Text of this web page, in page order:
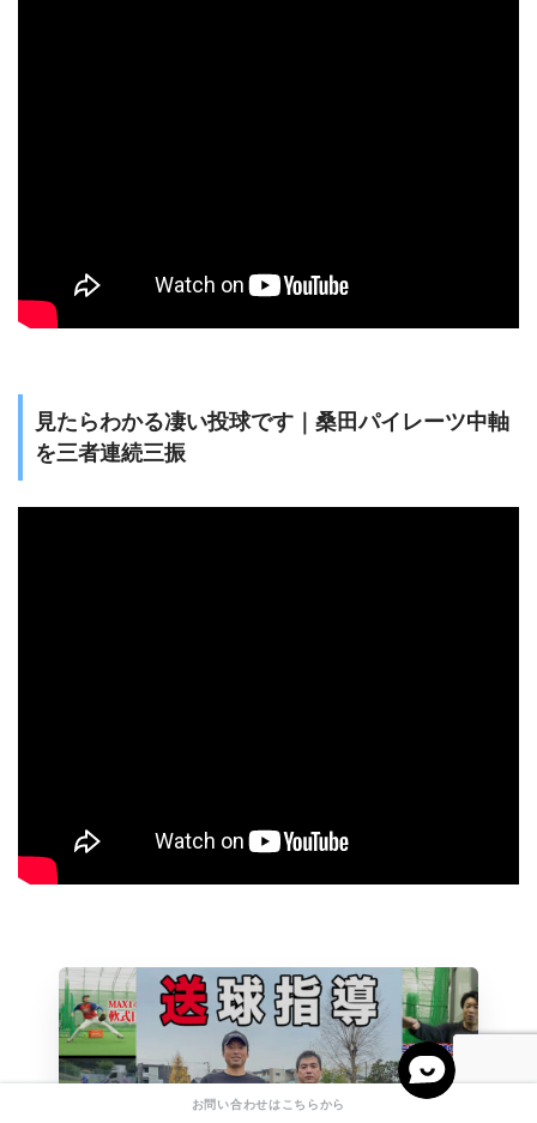
見たらわかる凄い投球です｜桑田パイレーツ中軸
を三者連続三振
お問い合わせはこちらから